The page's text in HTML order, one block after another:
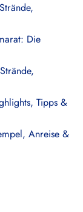
Die
Tipps &
Anreise &